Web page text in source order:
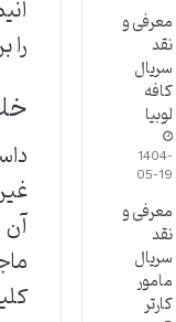
معرفی و
نقد
سریال
کافه
لوبیا
1404-
05-19
معرفی و
نقد
سریال
مامور
کارتر